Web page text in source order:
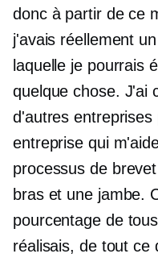
donc à partir de ce
j'avais réellement
laquelle je pourrais
quelque chose. J'ai
d'autres
entreprise qui
processus de
bras et une jambe.
pourcentage de
réalisais, de tout ce